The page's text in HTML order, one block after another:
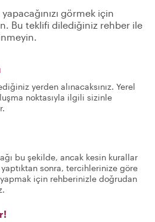
görmek için
Bu teklifi dilediğiniz rehber ile
yerden alınacaksınız. Yerel
noktasıyla ilgili sizinle
bu şekilde, ancak kesin kurallar
sonra, tercihlerinize göre
için rehberinizle doğrudan